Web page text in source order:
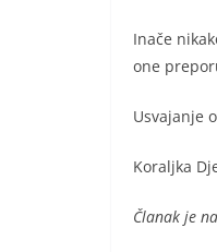
Inače
one
Usvajanje
Koraljka
Članak je